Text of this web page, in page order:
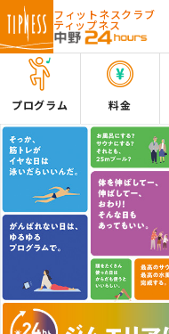
フィットネスクラブ
ティップネス
プログラム 料金